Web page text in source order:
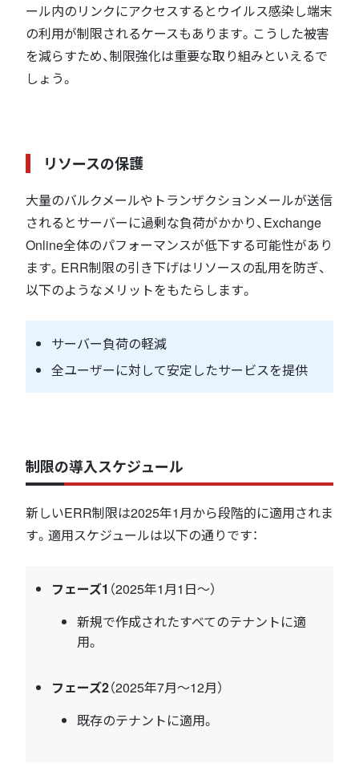
ール内のリンクにアクセスするとウイルス感染し端末
の利用が制限されるケースもあります。こうした被害
を減らすため、制限強化は重要な取り組みといえるで
しょう。
リソースの保護
大量のバルクメールやトランザクションメールが送信
されるとサーバーに過剰な負荷がかかり、Exchange
Online全体のパフォーマンスが低下する可能性があり
ます。ERR制限の引き下げはリソースの乱用を防ぎ、
以下のようなメリットをもたらします。
サーバー負荷の軽減
全ユーザーに対して安定したサービスを提供
制限の導入スケジュール
新しいERR制限は2025年1月から段階的に適用されま
す。適用スケジュールは以下の通りです：
フェーズ1 （2025年1月1日～）
新規で作成されたすべてのテナントに適
用。
フェーズ2（2025年7月～12月）
既存のテナントに適用。